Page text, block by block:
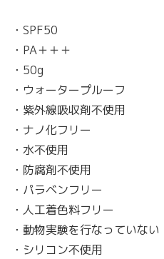
・SPF50
・PA＋＋＋
・50g
・ウォータープルーフ
・紫外線吸収剤不使用
・ナノ化フリー
・水不使用
・防腐剤不使用
・パラベンフリー
・人工着色料フリー
・動物実験を行なっていない
・シリコン不使用